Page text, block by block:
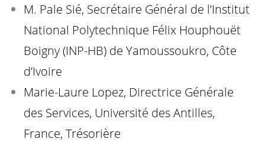
M. Pale Sié, Secrétaire Général de l’Institut
National Polytechnique Félix Houphouët
Boigny (INP-HB) de Yamoussoukro, Côte
d’Ivoire
Marie-Laure Lopez, Directrice Générale
des Services, Université des Antilles,
France, Trésorière